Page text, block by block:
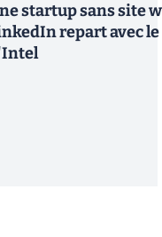
startup sans site
repart avec le